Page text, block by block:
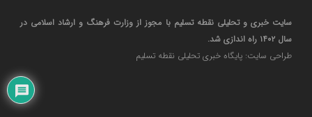
ازدواج «فردین» و «زهرا» در قزوین، آغاز یک زندگی ساده
سایت خبری و تحلیلی نقطه تسلیم با مجوز از وزارت فرهنگ و ارشاد اسلامی در
سال ۱۴۰۲ راه اندازی شد.
طراحی سایت: پایگاه خبری تحلیلی نقطه تسلیم